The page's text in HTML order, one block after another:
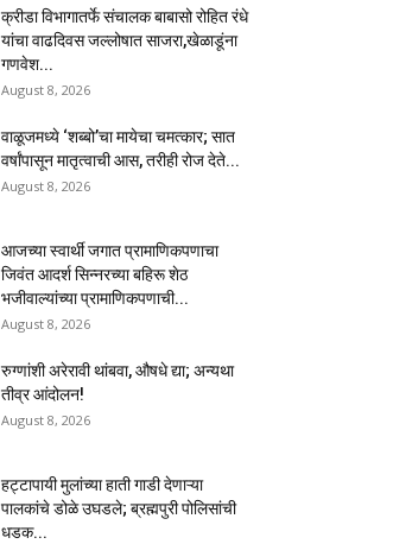
क्रीडा विभागातर्फे संचालक बाबासो रोहित रंधे
यांचा वाढदिवस जल्लोषात साजरा,खेळाडूंना
गणवेश...
August 8, 2026
वाळूजमध्ये ‘शब्बो’चा मायेचा चमत्कार; सात
वर्षांपासून मातृत्वाची आस, तरीही रोज देते...
August 8, 2026
आजच्या स्वार्थी जगात प्रामाणिकपणाचा
जिवंत आदर्श सिन्नरच्या बहिरू शेठ
भजीवाल्यांच्या प्रामाणिकपणाची...
August 8, 2026
रुग्णांशी अरेरावी थांबवा, औषधे द्या; अन्यथा
तीव्र आंदोलन!
August 8, 2026
हट्टापायी मुलांच्या हाती गाडी देणाऱ्या
पालकांचे डोळे उघडले; ब्रह्मपुरी पोलिसांची
धडक...